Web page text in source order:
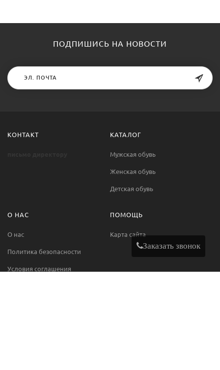
ПОДПИШИСЬ НА НОВОСТИ
КОНТАКТ КАТАЛОГ
Мужская обувь
Женская обувь
Детская обувь
О НАС
О нас
Политика безопасности
Условия соглашения
ПОМОЩЬ
Карта сайта
Заказать звонок